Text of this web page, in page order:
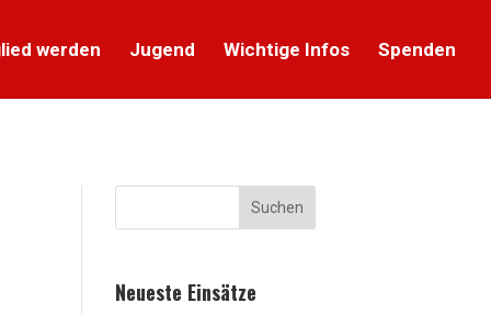
werden Jugend Wichtige Infos Spenden
Suchen
Neueste Einsätze